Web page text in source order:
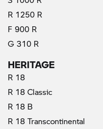
R 1250 R
F 900 R
G 310 R
HERITAGE
R 18
R 18 Classic
R 18 B
R 18 Transcontinental